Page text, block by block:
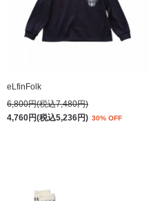
eLfinFolk
6,800円(税込7,480円)
4,760円(税込5,236円) 30% OFF